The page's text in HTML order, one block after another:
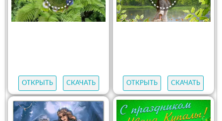
ОТКРЫТЬ СКАЧАТЬ ОТКРЫТЬ СКАЧАТЬ